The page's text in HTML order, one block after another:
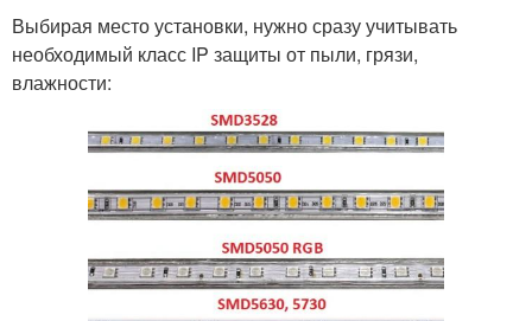
Выбирая место установки, нужно сразу учитывать
необходимый класс IP защиты от пыли, грязи,
влажности: